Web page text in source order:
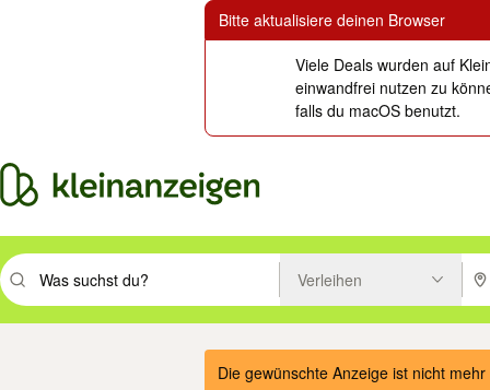
Bitte aktualisiere deinen Browser
Viele Deals wurden auf
einwandfrei nutzen zu
falls du macOS benutzt.
Suchbegriff eingeben. Eingabetaste drücken um zu suchen, oder
Verleihen
Die gewünschte Anzeige ist nicht